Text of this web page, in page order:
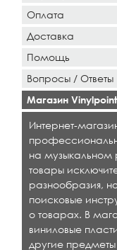
Оплата
Доставка
Помощь
Вопросы / Ответы
Магазин
Интернет-
на музыкальном
товары
разнообразия,
поисковые
о товарах. В
виниловые
другие